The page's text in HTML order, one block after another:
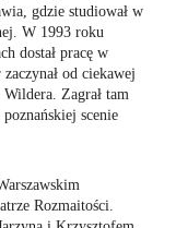
gdzie studiował w
W 1993 roku
dostał pracę w
od ciekawej
Zagrał tam
scenie
Rozmaitości.